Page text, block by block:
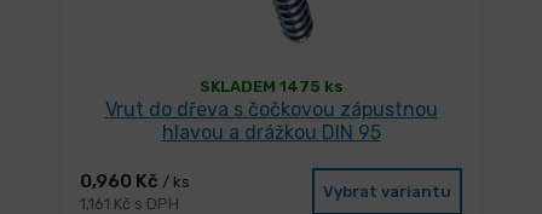
SKLADEM 1475 ks
Vrut do dřeva s čočkovou zápustnou
hlavou a drážkou DIN 95
0,960 Kč / ks
1,161 Kč s DPH
Vybrat variantu